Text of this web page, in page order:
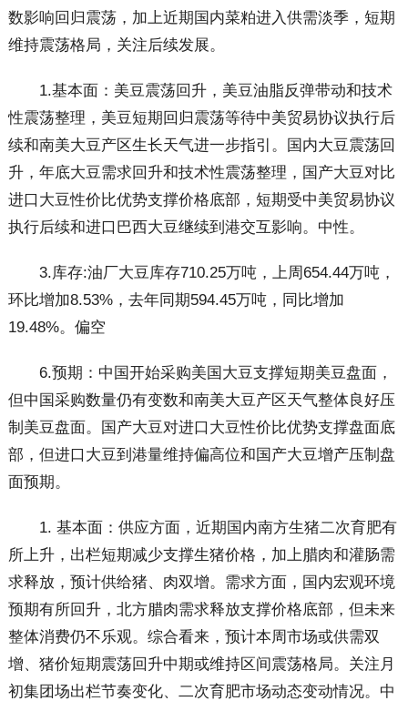
数影响回归震荡，加上近期国内菜粕进入供需淡季，短期
维持震荡格局，关注后续发展。
1.基本面：美豆震荡回升，美豆油脂反弹带动和技术
性震荡整理，美豆短期回归震荡等待中美贸易协议执行后
续和南美大豆产区生长天气进一步指引。国内大豆震荡回
升，年底大豆需求回升和技术性震荡整理，国产大豆对比
进口大豆性价比优势支撑价格底部，短期受中美贸易协议
执行后续和进口巴西大豆继续到港交互影响。中性。
3.库存:油厂大豆库存710.25万吨，上周654.44万吨，
环比增加8.53%，去年同期594.45万吨，同比增加
19.48%。偏空
6.预期：中国开始采购美国大豆支撑短期美豆盘面，
但中国采购数量仍有变数和南美大豆产区天气整体良好压
制美豆盘面。国产大豆对进口大豆性价比优势支撑盘面底
部，但进口大豆到港量维持偏高位和国产大豆增产压制盘
面预期。
1. 基本面：供应方面，近期国内南方生猪二次育肥有
所上升，出栏短期减少支撑生猪价格，加上腊肉和灌肠需
求释放，预计供给猪、肉双增。需求方面，国内宏观环境
预期有所回升，北方腊肉需求释放支撑价格底部，但未来
整体消费仍不乐观。综合看来，预计本周市场或供需双
增、猪价短期震荡回升中期或维持区间震荡格局。关注月
初集团场出栏节奏变化、二次育肥市场动态变动情况。中